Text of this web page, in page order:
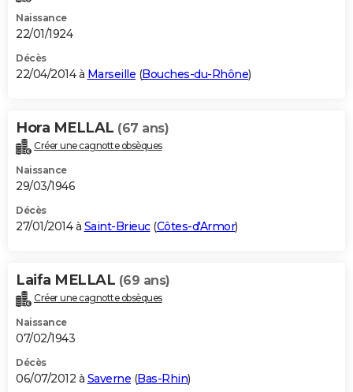
Naissance
22/01/1924
Décès
22/04/2014 à Marseille (Bouches-du-Rhône)
Hora MELLAL (67 ans)
Créer une cagnotte obsèques
Naissance
29/03/1946
Décès
27/01/2014 à Saint-Brieuc(Côtes-d'Armor)
Laifa MELLAL (69 ans)
Créer une cagnotte obsèques
Naissance
07/02/1943
Décès
06/07/2012 à Saverne (Bas-Rhin)